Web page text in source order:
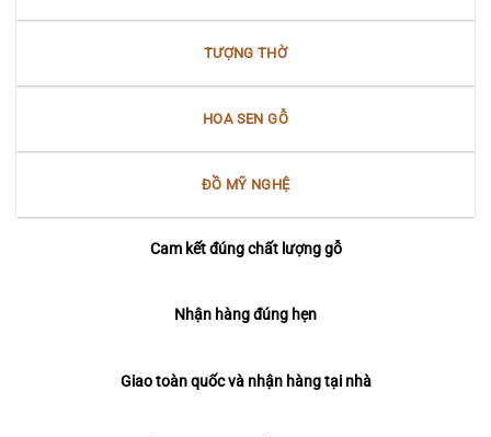
TƯỢNG THỜ
HOA SEN GỖ
ĐỒ MỸ NGHỆ
Cam kết đúng chất lượng gỗ
Nhận hàng đúng hẹn
Giao toàn quốc và nhận hàng tại nhà